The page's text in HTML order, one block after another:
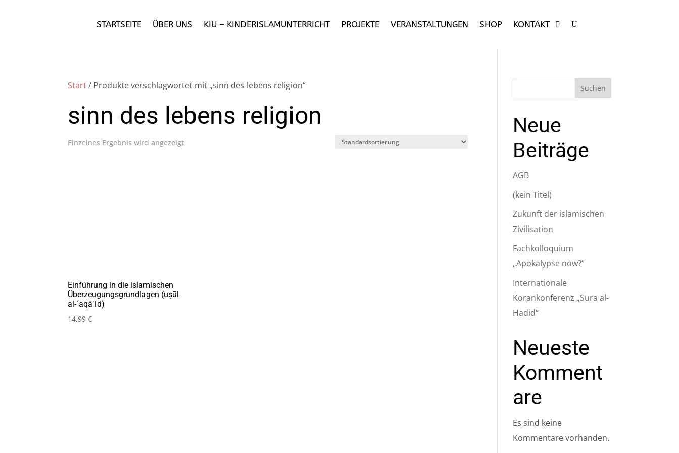
STARTSEITE ÜBER UNS KIU – KINDERISLAMUNTERRICHT PROJEKTE VERANSTALTUNGEN SHOP KONTAKT
Start/ Produkte verschlagwortet mit „sinn des lebens religion“
sinn des lebens religion
Einzelnes Ergebnis wird angezeigt
Einführung in die islamischen
Überzeugungsgrundlagen (uṣūl
al-ʿaqāʾid)
14,99€
Suchen
Neue
Beiträge
AGB
(kein Titel)
Zukunft der islamischen
Zivilisation
Fachkolloquium
„Apokalypse now?“
Internationale
Korankonferenz „Sura al-
Hadid“
Neueste
Komment
are
Es sind keine
Kommentare vorhanden.